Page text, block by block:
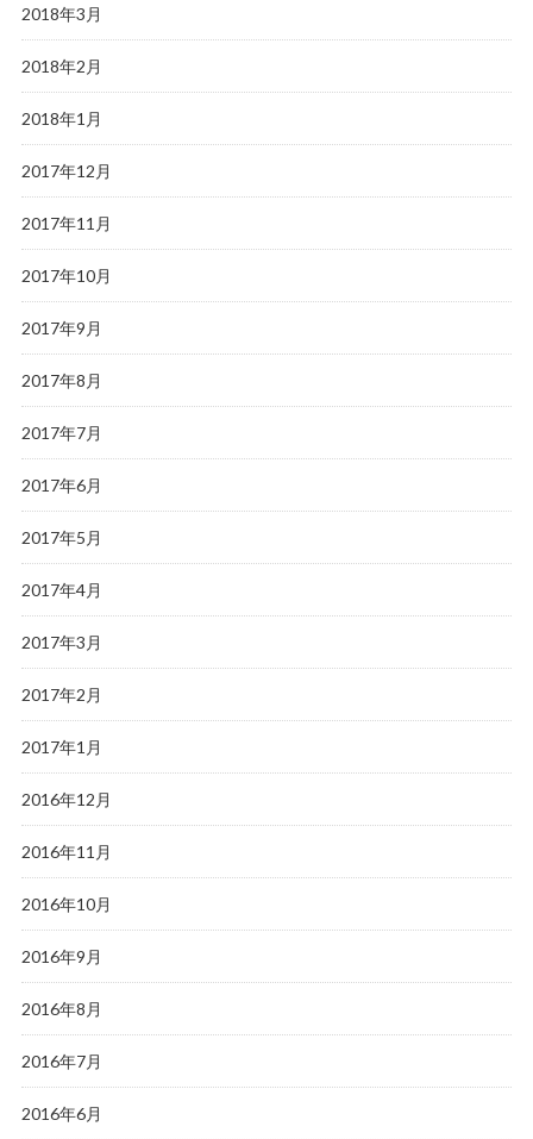
2018年3月
2018年2月
2018年1月
2017年12月
2017年11月
2017年10月
2017年9月
2017年8月
2017年7月
2017年6月
2017年5月
2017年4月
2017年3月
2017年2月
2017年1月
2016年12月
2016年11月
2016年10月
2016年9月
2016年8月
2016年7月
2016年6月